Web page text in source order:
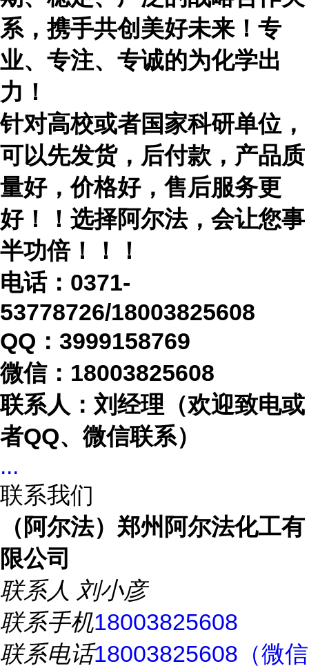
系，携手共创美好未来！专
业、专注、专诚的为化学出
力！
针对高校或者国家科研单位，
可以先发货，后付款，产品质
量好，价格好，售后服务更
好！！选择阿尔法，会让您事
半功倍！！！
电话： 0371-
53778726/18003825608
QQ：3999158769
微信： 18003825608
联系人：刘经理（欢迎致电或
者QQ、微信联系）
...
联系我们
（阿尔法）郑州阿尔法化工有
限公司
联系人 刘小彦
联系手机18003825608
联系电话18003825608（微信